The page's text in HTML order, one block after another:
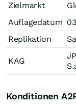
Zielmarkt
Auflagedatum
Replikation
KAG
Konditionen